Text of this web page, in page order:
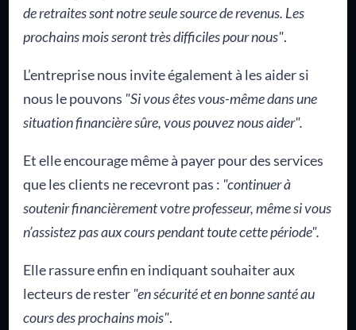
de retraites sont notre seule source de revenus. Les
prochains mois seront très difficiles pour nous".
L’entreprise nous invite également à les aider si
nous le pouvons "Si vous êtes vous-même dans une
situation financière sûre, vous pouvez nous aider".
Et elle encourage même à payer pour des services
que les clients ne recevront pas : "continuer à
soutenir financièrement votre professeur, même si vous
n’assistez pas aux cours pendant toute cette période".
Elle rassure enfin en indiquant souhaiter aux
lecteurs de rester "en sécurité et en bonne santé au
cours des prochains mois".